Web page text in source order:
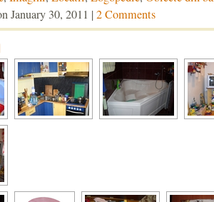
January 30, 2011 |2 Comments